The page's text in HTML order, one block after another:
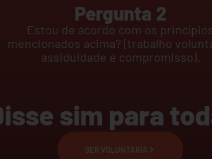
Pergunta 2
Estou de acordo com os
mencionados acima? (trabalho
assiduidade e compromisso).
sim para
SER VOLUNTÁRIA